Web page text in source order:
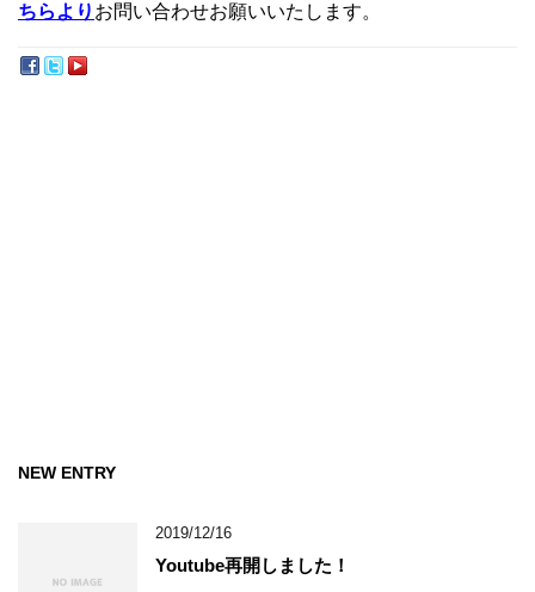
ちらより お問い合わせお願いいたします。
NEW ENTRY
2019/12/16
Youtube再開しました！